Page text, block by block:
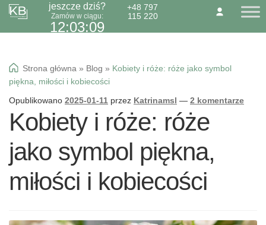
O NAS KONTAKTBLOG
Przejdź
do
Przejdź
do
jeszcze dziś?
Zamów w ciągu:
12:03:08
+48 797
115 220
Dzień Babci 21.01
Kwiaty
Wiązanki pogrzebowe
Strona główna » Blog » Kobiety i róże: róże jako symbol
piękna, miłości i kobiecości
Opublikowano 2025-01-11 przez Katrinamsl — 2 komentarze
Kobiety i róże: róże
jako symbol piękna,
miłości i kobiecości